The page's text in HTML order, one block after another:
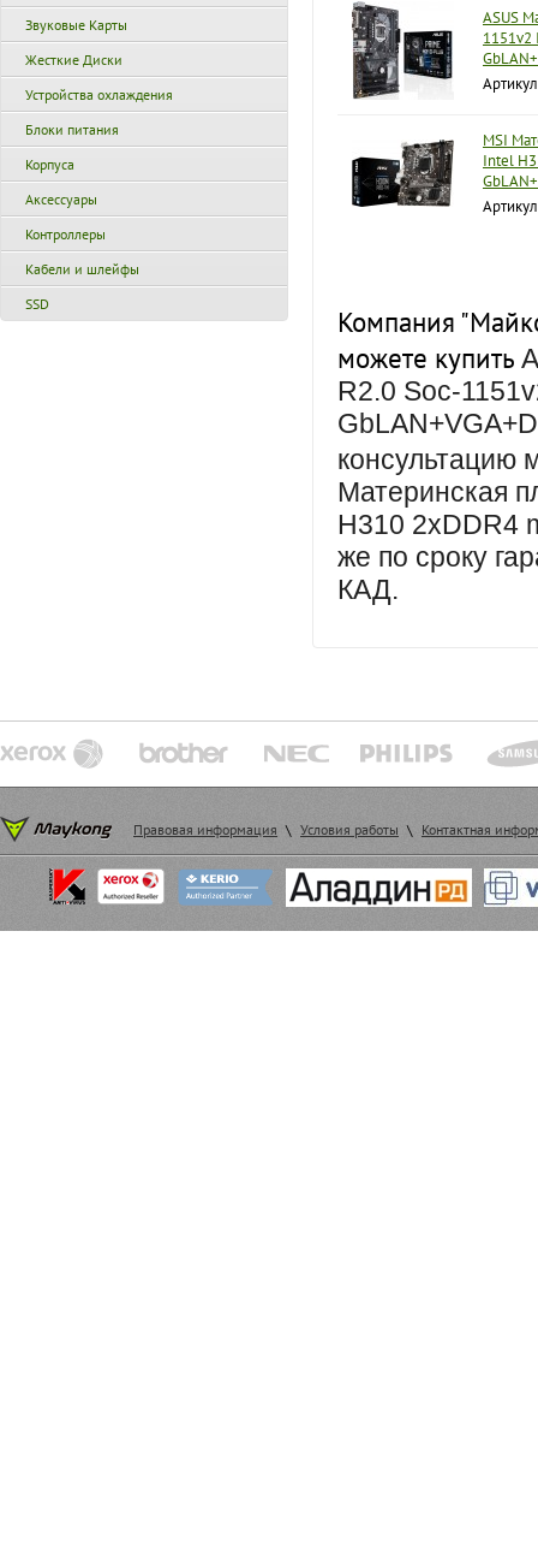
Звуковые Карты
Жесткие Диски
Устройства охлаждения
Блоки питания
Корпуса
Аксессуары
Контроллеры
Кабели и шлейфы
SSD
ASUS
1151v2
MSI
Intel
Компания
можете купить
R2.0 Soc-
консультацию
Материнская
H310 2xDDR4
же по сроку
КАД.
Правовая информация \ Условия работы \ Контактная